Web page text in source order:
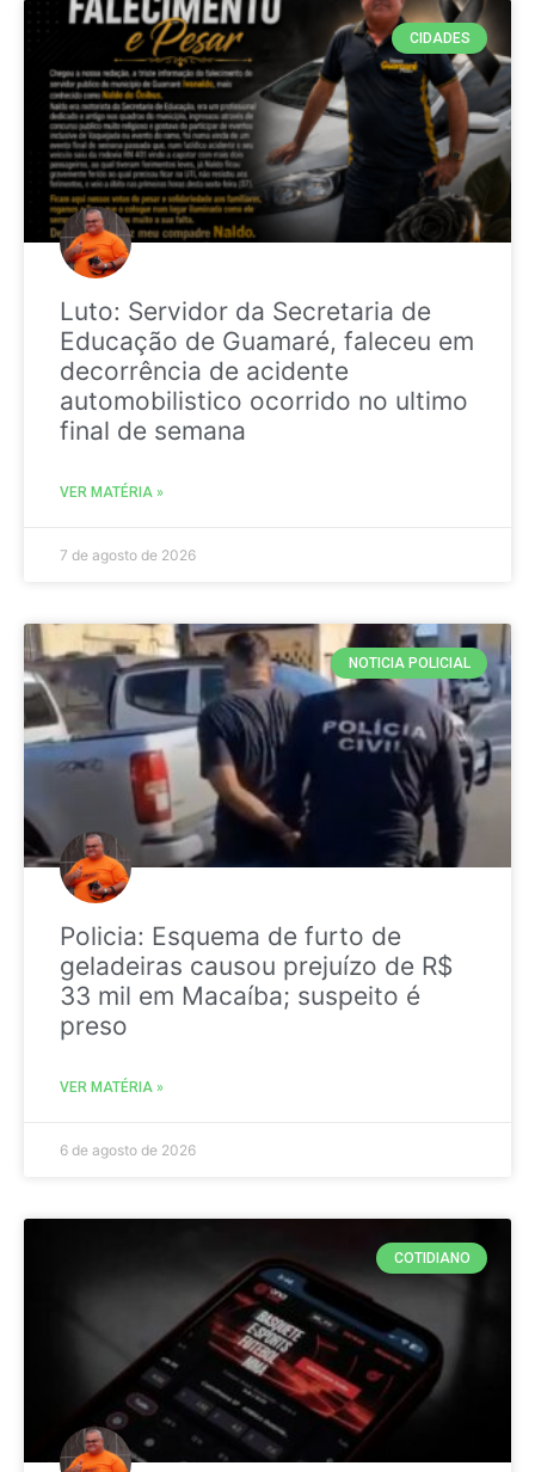
CIDADES
Luto: Servidor da Secretaria de
Educação de Guamaré, faleceu em
decorrência de acidente
automobilistico ocorrido no ultimo
final de semana
VER MATÉRIA »
7 de agosto de 2026
NOTICIA POLICIAL
Policia: Esquema de furto de
geladeiras causou prejuízo de R$
33 mil em Macaíba; suspeito é
preso
VER MATÉRIA »
6 de agosto de 2026
COTIDIANO